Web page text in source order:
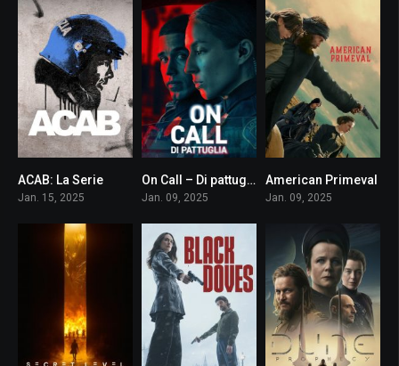
ACAB: La Serie
Jan. 15, 2025
7.6On Call – Di pattuglia
Jan. 09, 2025
7.4
American Primeval
Jan. 09, 2025